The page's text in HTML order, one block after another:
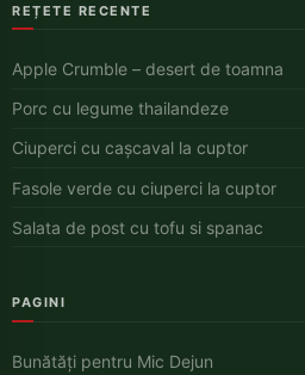
REȚETE RECENTE
Apple Crumble – desert de toamna
Porc cu legume thailandeze
Ciuperci cu cașcaval la cuptor
Fasole verde cu ciuperci la cuptor
Salata de post cu tofu si spanac
PAGINI
Bunătăți pentru Mic Dejun